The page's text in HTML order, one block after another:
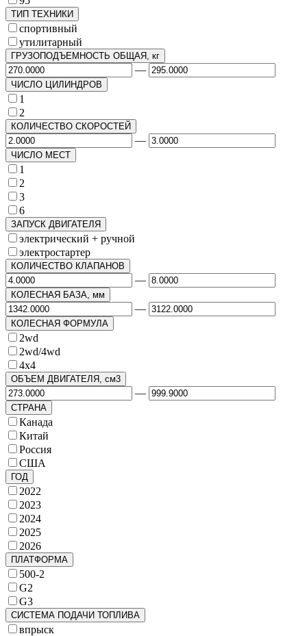
ТИП ТЕХНИКИ
спортивный
утилитарный
ГРУЗОПОДЪЕМНОСТЬ ОБЩАЯ, кг
—
ЧИСЛО ЦИЛИНДРОВ
1
2
КОЛИЧЕСТВО СКОРОСТЕЙ
—
ЧИСЛО МЕСТ
1
2
3
6
ЗАПУСК ДВИГАТЕЛЯ
электрический + ручной
электростартер
КОЛИЧЕСТВО КЛАПАНОВ
—
КОЛЕСНАЯ БАЗА, мм
—
КОЛЕСНАЯ ФОРМУЛА
2wd
2wd/4wd
4х4
ОБЪЕМ ДВИГАТЕЛЯ, см3
—
СТРАНА
Канада
Китай
Россия
США
ГОД
2022
2023
2024
2025
2026
ПЛАТФОРМА
500-2
G2
G3
СИСТЕМА ПОДАЧИ ТОПЛИВА
впрыск